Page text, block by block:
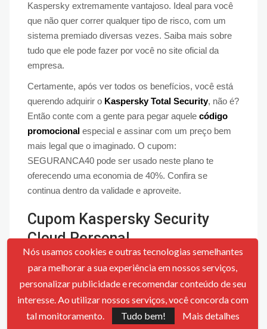
Kaspersky extremamente vantajoso. Ideal para você
que não quer correr qualquer tipo de risco, com um
sistema premiado diversas vezes. Saiba mais sobre
tudo que ele pode fazer por você no site oficial da
empresa.
Certamente, após ver todos os benefícios, você está
querendo adquirir o Kaspersky Total Security, não é?
Então conte com a gente para pegar aquele código
promocional especial e assinar com um preço bem
mais legal que o imaginado. O cupom:
SEGURANCA40 pode ser usado neste plano te
oferecendo uma economia de 40%. Confira se
continua dentro da validade e aproveite.
Cupom Kaspersky Security
Cloud Personal
cada um dos aplicativos e funções disponíveis, verá
que todos são bem úteis para vocês. Justamente por
isso existe o plano Security Cloud Personal, no qual
você pode ter todos os aplicativos de segurança ao
Nós usamos cookies e outras tecnologias semelhantes
para melhorar a sua experiência em nossos serviços,
personalizar publicidade e recomendar conteúdo de seu
interesse. Ao utilizar nossos serviços, você concorda com
tal monitoramento.
Tudo bem! Mais detalhes